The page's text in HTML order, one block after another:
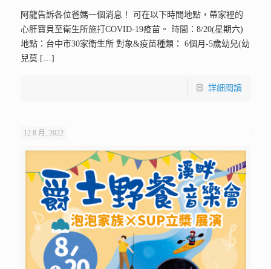
阿龍告訴各位爸媽一個消息！ 可在以下時間地點，帶家裡的
心肝寶貝至衛生所施打COVID-19疫苗。 時間：8/20(星期六)
地點：台中市30家衛生所 對象&疫苗種類： 6個月-5歲幼兒(幼
兒莫[…]
詳細閱讀
12 8 月, 2022